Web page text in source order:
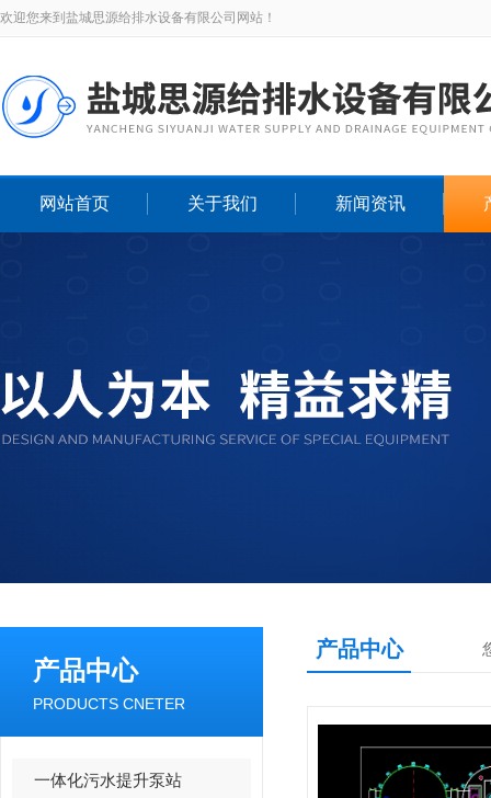
欢迎您来到盐城思源给排水设备有限公司网站！
网站首页 关于我们 新闻资讯
产品中心
PRODUCTS CNETER
一体化污水提升泵站
产品中心